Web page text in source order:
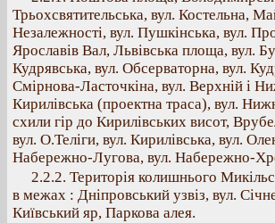
Трьохсвятительська, вул. Костельна,
Незалежності, вул. Пушкінська, вул.
Ярославів Вал, Львівська площа, вул.
Кудрявська, вул. Обсерваторна, вул.
Смірнова-Ласточкіна, вул. Верхній і
Кирилівська (проектна траса), вул.
схили гір до Кирилівських висот,
вул. О.Теліги, вул. Кирилівська, вул.
Набережно-Лугова, вул. Набережно-
2.2.2. Територія колишнього
в межах : Дніпровський узвіз, вул.
Київський яр, Паркова алея.